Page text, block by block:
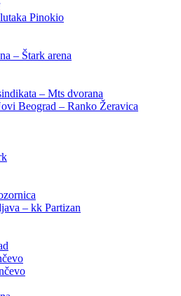
Pinokio
– Štark arena
– Mts dvorana
Beograd – Ranko Žeravica
– kk Partizan